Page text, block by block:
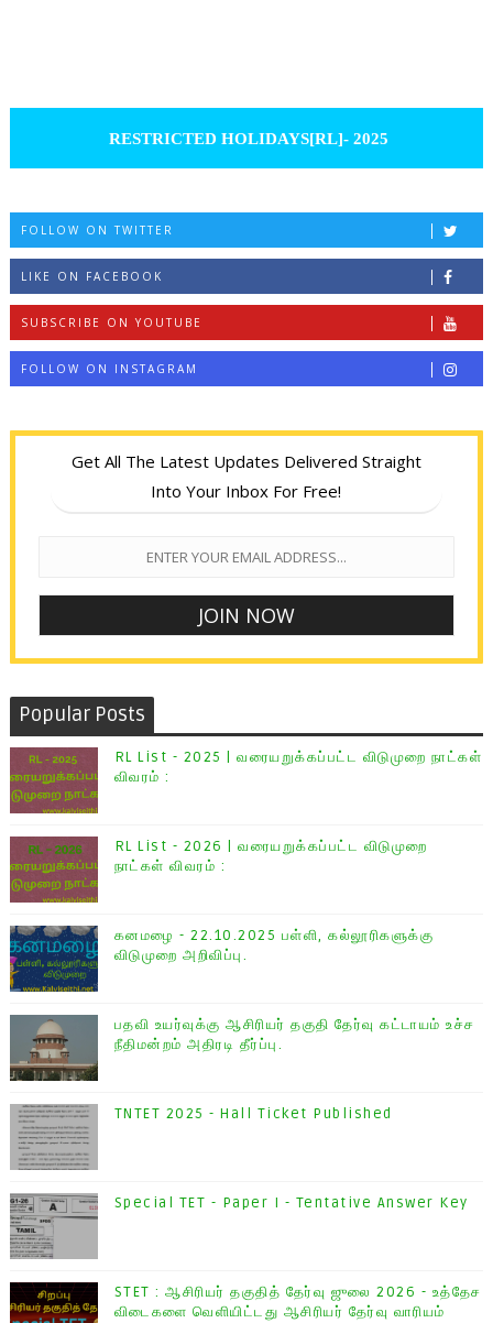
RESTRICTED HOLIDAYS[RL]- 2025
FOLLOW ON TWITTER
LIKE ON FACEBOOK
SUBSCRIBE ON YOUTUBE
FOLLOW ON INSTAGRAM
Get All The Latest Updates Delivered Straight
Into Your Inbox For Free!
Popular Posts
RL List - 2025 | வரையறுக்கப்பட்ட விடுமுறை நாட்கள்
விவரம் :
RL List - 2026 | வரையறுக்கப்பட்ட விடுமுறை
நாட்கள் விவரம் :
கனமழை - 22.10.2025 பள்ளி, கல்லூரிகளுக்கு
விடுமுறை அறிவிப்பு.
பதவி உயர்வுக்கு ஆசிரியர் தகுதி தேர்வு கட்டாயம் உச்ச
நீதிமன்றம் அதிரடி தீர்ப்பு.
TNTET 2025 - Hall Ticket Published
Special TET - Paper I - Tentative Answer Key
STET : ஆசிரியர் தகுதித் தேர்வு ஜுலை 2026 - உத்தேச
விடைகளை வெளியிட்டது ஆசிரியர் தேர்வு வாரியம்